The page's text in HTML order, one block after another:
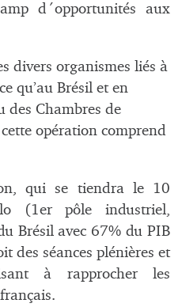
d´opportunités aux
divers organismes liés à
qu’au Brésil et en
des Chambres de
opération comprend
qui se tiendra le 10
(1er pôle industriel,
Brésil avec 67% du PIB
des séances plénières et
à rapprocher les